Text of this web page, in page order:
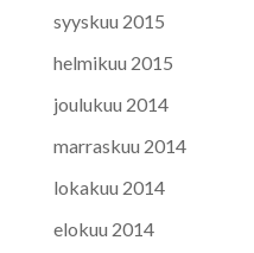
syyskuu 2015
helmikuu 2015
joulukuu 2014
marraskuu 2014
lokakuu 2014
elokuu 2014